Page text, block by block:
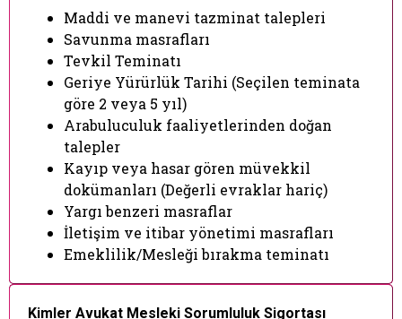
Maddi ve manevi tazminat talepleri
Savunma masrafları
Tevkil Teminatı
Geriye Yürürlük Tarihi (Seçilen teminata
göre 2 veya 5 yıl)
Arabuluculuk faaliyetlerinden doğan
talepler
Kayıp veya hasar gören müvekkil
dokümanları (Değerli evraklar hariç)
Yargı benzeri masraflar
İletişim ve itibar yönetimi masrafları
Emeklilik/Mesleği bırakma teminatı
Kimler Avukat Mesleki Sorumluluk Sigortası